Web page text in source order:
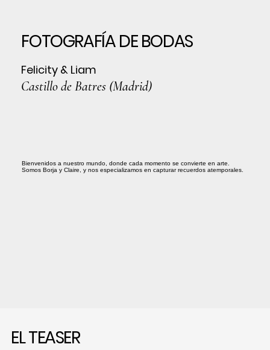
FOTOGRAFÍA DE BODAS
Felicity & Liam
Castillo de Batres (Madrid)
Bienvenidos a nuestro mundo, donde cada momento se convierte en arte.
Somos Borja y Claire, y nos especializamos en capturar recuerdos atemporales.
EL TEASER